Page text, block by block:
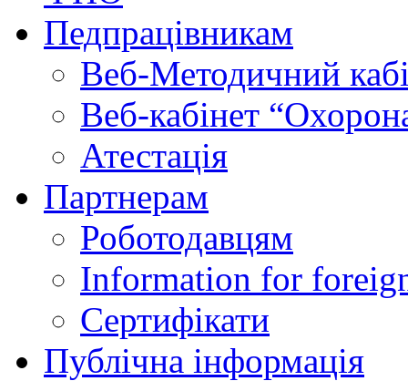
Педпрацівникам
Веб-Методичний
Веб-кабінет
Атестація
Партнерам
Роботодавцям
Information for
Сертифікати
Публічна інформація